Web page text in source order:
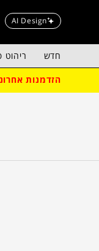
AI Design
חדש ריהוט
הזדמנות